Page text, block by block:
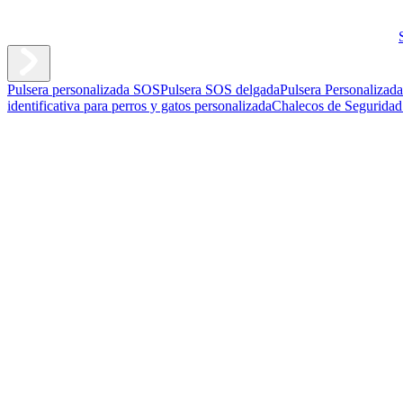
Pulsera personalizada SOSPulsera SOS delgadaPulsera
identificativa para perros y gatos personalizadaChalecos de